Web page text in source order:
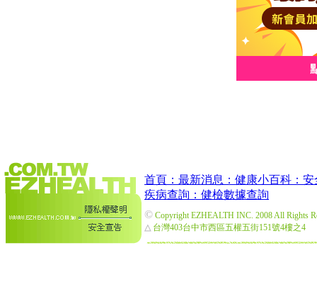
首頁： 最新消息： 健康小百科： 安
疾病查詢： 健檢數據查詢
© Copyright EZHEALTH INC. 2008 All Rights
△ 台灣403台中市西區五權五街151號4樓之4